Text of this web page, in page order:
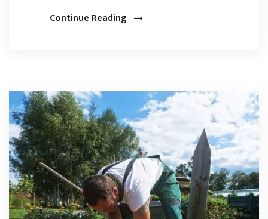
Continue Reading